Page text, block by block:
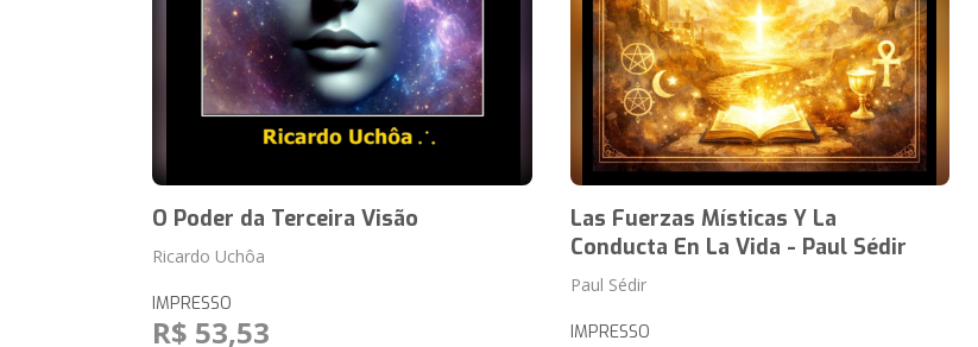
O Poder da Terceira Visão
Ricardo Uchôa
IMPRESSO
R$ 53,53
Las Fuerzas Místicas Y La
Conducta En La Vida - Paul Sédir
Paul Sédir
IMPRESSO